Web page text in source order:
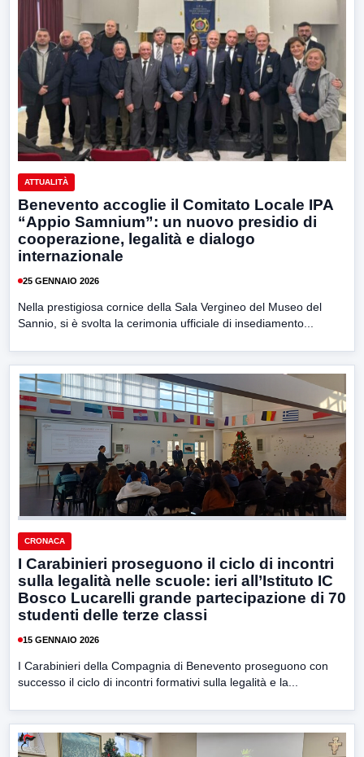
ATTUALITÀ
Benevento accoglie il Comitato Locale IPA
“Appio Samnium”: un nuovo presidio di
cooperazione, legalità e dialogo
internazionale
25 GENNAIO 2026
Nella prestigiosa cornice della Sala Vergineo del Museo del
Sannio, si è svolta la cerimonia ufficiale di insediamento...
CRONACA
I Carabinieri proseguono il ciclo di incontri
sulla legalità nelle scuole: ieri all’Istituto IC
Bosco Lucarelli grande partecipazione di 70
studenti delle terze classi
15 GENNAIO 2026
I Carabinieri della Compagnia di Benevento proseguono con
successo il ciclo di incontri formativi sulla legalità e la...